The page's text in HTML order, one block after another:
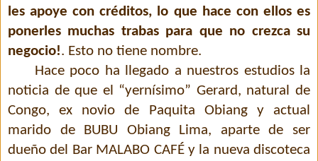
les apoye con créditos, lo que hace con ellos es
ponerles muchas trabas para que no crezca su
negocio!. Esto no tiene nombre.
Hace poco ha llegado a nuestros estudios la
noticia de que el “yernísimo” Gerard, natural de
Congo, ex novio de Paquita Obiang y actual
marido de BUBU Obiang Lima, aparte de ser
dueño del Bar MALABO CAFÉ y la nueva discoteca